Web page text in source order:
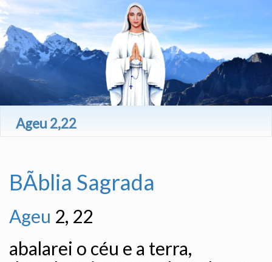
Ageu 2,22
BÃ­blia Sagrada
Ageu 2, 22
abalarei o céu e a terra,